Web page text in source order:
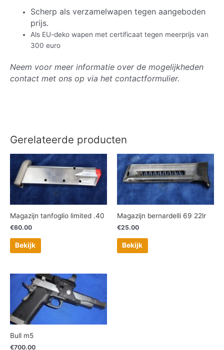
Scherp als verzamelwapen tegen aangeboden
prijs.
Als EU-deko wapen met certificaat tegen meerprijs van
300 euro
Neem voor meer informatie over de mogelijkheden
contact met ons op via het contactformulier.
Gerelateerde producten
Magazijn tanfoglio limited .40
€60.00
Bekijk
Magazijn bernardelli 69 22lr
€25.00
Bekijk
Bull m5
€700.00